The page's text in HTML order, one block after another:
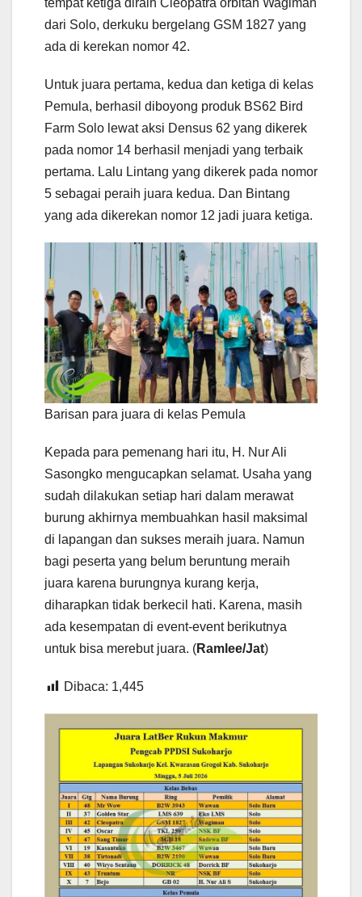
dari Solo, derkuku bergelang GSM 1827 yang
ada di kerekan nomor 42.
Untuk juara pertama, kedua dan ketiga di kelas
Pemula, berhasil diboyong produk BS62 Bird
Farm Solo lewat aksi Densus 62 yang dikerek
pada nomor 14 berhasil menjadi yang terbaik
pertama. Lalu Lintang yang dikerek pada nomor
5 sebagai peraih juara kedua. Dan Bintang
yang ada dikerekan nomor 12 jadi juara ketiga.
Barisan para juara di kelas Pemula
Kepada para pemenang hari itu, H. Nur Ali
Sasongko mengucapkan selamat. Usaha yang
sudah dilakukan setiap hari dalam merawat
burung akhirnya membuahkan hasil maksimal
di lapangan dan sukses meraih juara. Namun
bagi peserta yang belum beruntung meraih
juara karena burungnya kurang kerja,
diharapkan tidak berkecil hati. Karena, masih
ada kesempatan di event-event berikutnya
untuk bisa merebut juara. (Ramlee/Jat)
Dibaca: 1,445